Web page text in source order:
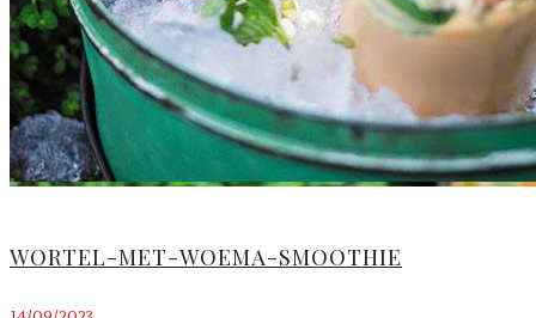
WORTEL-MET-WOEMA-SMOOTHIE